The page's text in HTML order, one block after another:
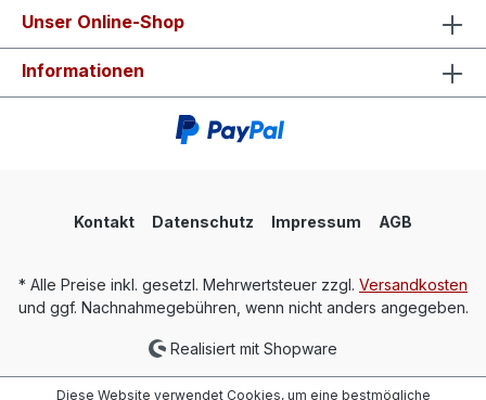
Unser Online-Shop
Informationen
Kontakt Datenschutz Impressum AGB
* Alle Preise inkl. gesetzl. Mehrwertsteuer zzgl. Versandkosten
und ggf. Nachnahmegebühren, wenn nicht anders angegeben.
Realisiert mit Shopware
Diese Website verwendet Cookies, um eine bestmögliche